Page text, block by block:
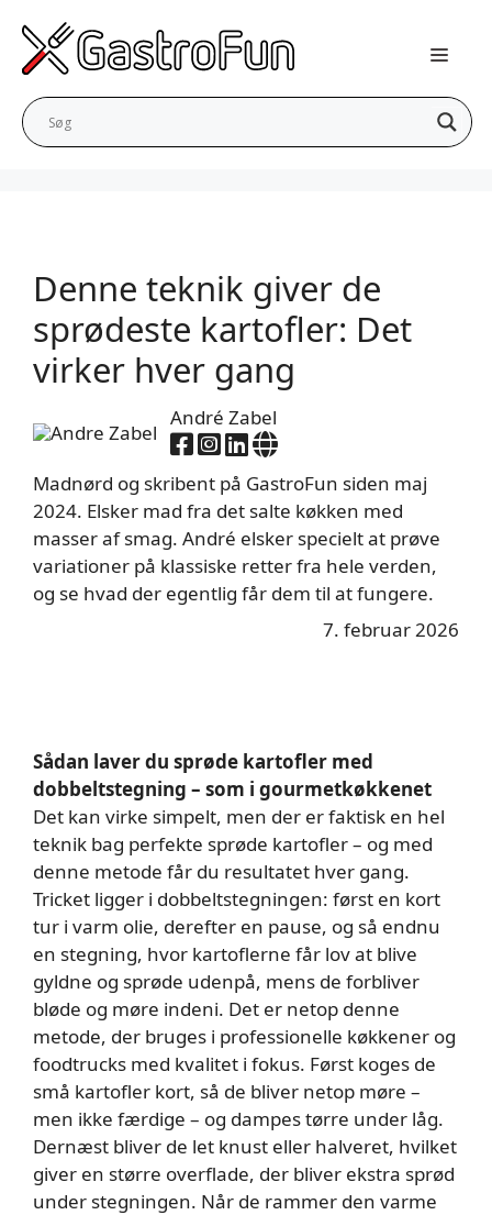
indhold
Denne teknik giver de
sprødeste kartofler: Det
virker hver gang
André Zabel
Madnørd og skribent på GastroFun siden maj
2024. Elsker mad fra det salte køkken med
masser af smag. André elsker specielt at prøve
variationer på klassiske retter fra hele verden,
og se hvad der egentlig får dem til at fungere.
7. februar 2026
Sådan laver du sprøde kartofler med
dobbeltstegning – som i gourmetkøkkenet
Det kan virke simpelt, men der er faktisk en hel
teknik bag perfekte sprøde kartofler – og med
denne metode får du resultatet hver gang.
Tricket ligger i dobbeltstegningen: først en kort
tur i varm olie, derefter en pause, og så endnu
en stegning, hvor kartoflerne får lov at blive
gyldne og sprøde udenpå, mens de forbliver
bløde og møre indeni. Det er netop denne
metode, der bruges i professionelle køkkener og
foodtrucks med kvalitet i fokus. Først koges de
små kartofler kort, så de bliver netop møre –
men ikke færdige – og dampes tørre under låg.
Dernæst bliver de let knust eller halveret, hvilket
giver en større overflade, der bliver ekstra sprød
under stegningen. Når de rammer den varme